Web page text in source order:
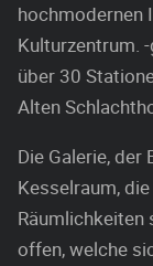
hochmodernen
Kulturzentrum.
über 30
Alten
Die Galerie, der
Kesselraum,
Räumlichkeiten
offen, welche